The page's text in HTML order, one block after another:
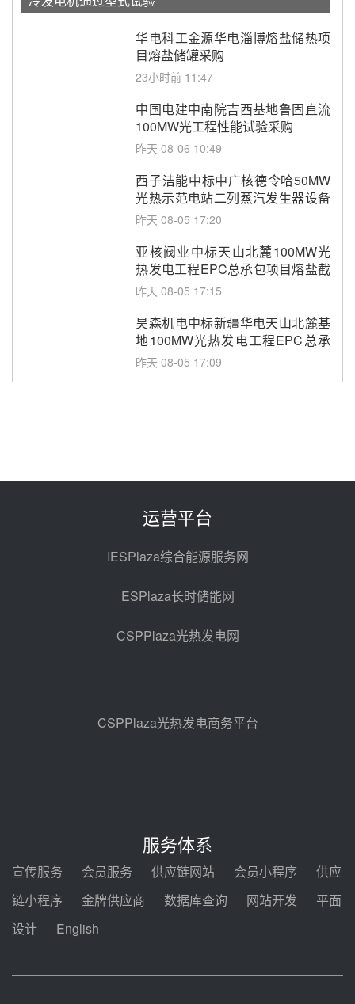
华电科工金源华电淄博熔盐储热项
目熔盐储罐采购
23小时前 11:47
中国电建中南院吉西基地鲁固直流
100MW光工程性能试验采购
昨天 08-06 10:49
西子洁能中标中广核德令哈50MW
光热示范电站二列蒸汽发生器设备
采购
昨天 08-05 17:20
亚核阀业中标天山北麓100MW光
热发电工程EPC总承包项目熔盐截
止阀、熔盐三偏心蝶阀采购
昨天 08-05 17:15
昊森机电中标新疆华电天山北麓基
地100MW光热发电工程EPC总承
包项目熔盐介质超声波流量计采购
昨天 08-05 17:09
电机组灵活性改造项目三元液态盐
2026-2029年熔盐介质框架协议
中能建华中试研院中标重能新疆
100MW光热项目机组调试及性能
试验
前天 08-05 10:41
格局
前天 08-05 09:11
锅中标格尔木项目蒸汽发生系统
甘肃建投安装公司赴京洽谈，深化
瓜州、博州光热项目战略合作
发！明确推动光热发电规模化发展
运营平台
IESPlaza综合能源服务网
ESPlaza长时储能网
CSPPlaza光热发电网
CSPPlaza光热发电商务平台
服务体系
宣传服务 会员服务 供应链网站 会员小程序
供应
链小程序
金牌供应商 数据库查询 网站开发
平面
设计
English